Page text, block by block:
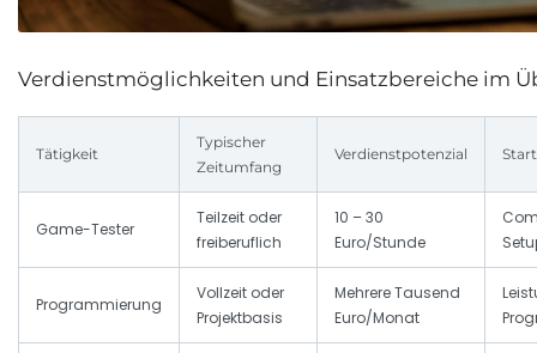
Verdienstmöglichkeiten und Einsatzbereiche im
Tätigkeit
Typischer
Zeitumfang
Verdienstpotenzial
Game-Tester
Teilzeit oder
freiberuflich
10 – 30
Euro/Stunde
Programmierung
Vollzeit oder
Projektbasis
Mehrere Tausend
Euro/Monat